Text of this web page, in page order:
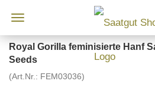
Royal Gorilla feminisierte Hanf
Seeds
(Art.Nr.: FEM03036)